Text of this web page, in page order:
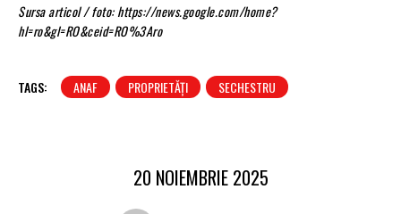
Sursa articol / foto: https://news.google.com/home?
hl=ro&gl=RO&ceid=RO%3Aro
TAGS: ANAF PROPRIETĂȚI SECHESTRU
20 NOIEMBRIE 2025